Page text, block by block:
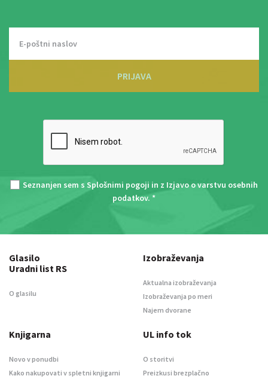
PRIJAVA
Seznanjen sem s Splošnimi pogoji in z Izjavo o varstvu osebnih
podatkov. *
Glasilo
Uradni list RS
O glasilu
Izobraževanja
Aktualna izobraževanja
Izobraževanja po meri
Najem dvorane
Knjigarna
Novo v ponudbi
Kako nakupovati v spletni knjigarni
UL info tok
O storitvi
Preizkusi brezplačno